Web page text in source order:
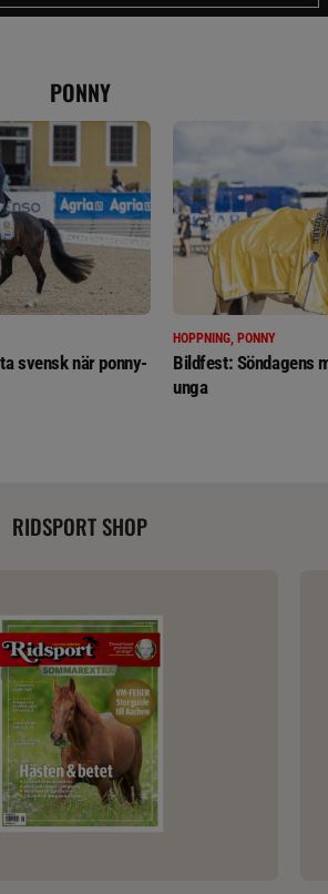
PONNY
svensk när ponny-
HOPPNING, PONNY
Bildfest: Söndagens
unga
RIDSPORT SHOP